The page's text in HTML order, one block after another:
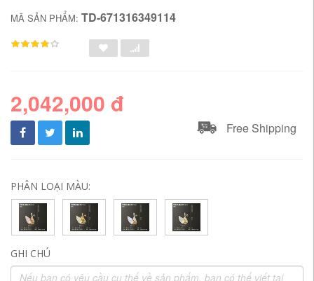
MÃ SẢN PHẨM: TD-671316349114
2,042,000 đ
Free Shipping
PHÂN LOẠI MÀU:
GHI CHÚ